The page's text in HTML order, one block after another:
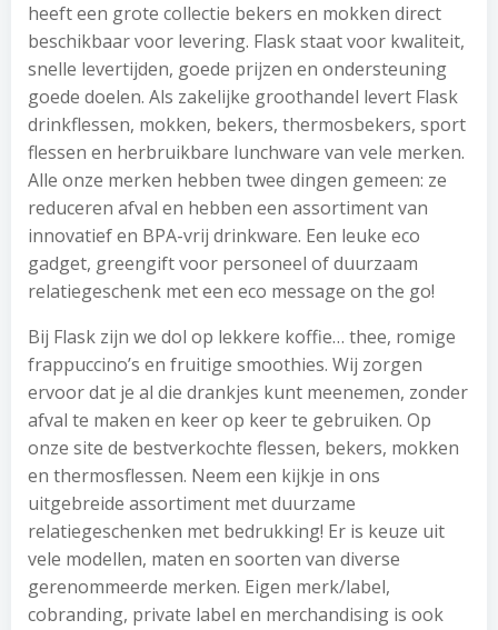
heeft een grote collectie bekers en mokken direct
beschikbaar voor levering. Flask staat voor kwaliteit,
snelle levertijden, goede prijzen en ondersteuning
goede doelen. Als zakelijke groothandel levert Flask
drinkflessen, mokken, bekers, thermosbekers, sport
flessen en herbruikbare lunchware van vele merken.
Alle onze merken hebben twee dingen gemeen: ze
reduceren afval en hebben een assortiment van
innovatief en BPA-vrij drinkware. Een leuke eco
gadget, greengift voor personeel of duurzaam
relatiegeschenk met een eco message on the go!
Bij Flask zijn we dol op lekkere koffie… thee, romige
frappuccino’s en fruitige smoothies. Wij zorgen
ervoor dat je al die drankjes kunt meenemen, zonder
afval te maken en keer op keer te gebruiken. Op
onze site de bestverkochte flessen, bekers, mokken
en thermosflessen. Neem een kijkje in ons
uitgebreide assortiment met duurzame
relatiegeschenken met bedrukking! Er is keuze uit
vele modellen, maten en soorten van diverse
gerenommeerde merken. Eigen merk/label,
cobranding, private label en merchandising is ook